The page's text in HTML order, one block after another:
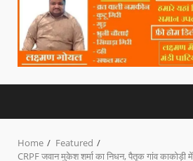
Home
Featured
CRPF जवान मुकेश शर्मा का निधन, पैतृक गांव